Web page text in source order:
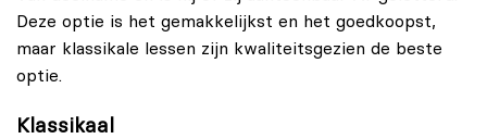
Deze optie is het gemakkelijkst en het goedkoopst,
maar klassikale lessen zijn kwaliteitsgezien de beste
optie.
Klassikaal